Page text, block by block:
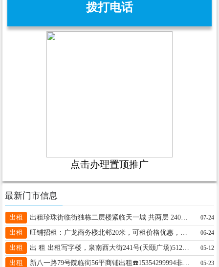
拨打电话
点击办理置顶推广
最新门市信息
出租 出租珍珠街临街独栋二层楼紧临天一城 共两层 240平可住可商用 线上外卖超市仓库等各类经营14730098887 07-24
出租 06-24
出租 05-12
出租 新八一路79号院临街56平商铺出租☎️15354299994非诚勿扰！ 05-23